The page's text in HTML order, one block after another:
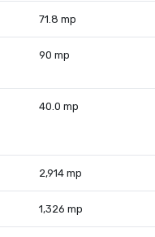
Imobiliar Propertylab
71.8 mp
90 mp
40.0 mp
2,914 mp
1,326 mp